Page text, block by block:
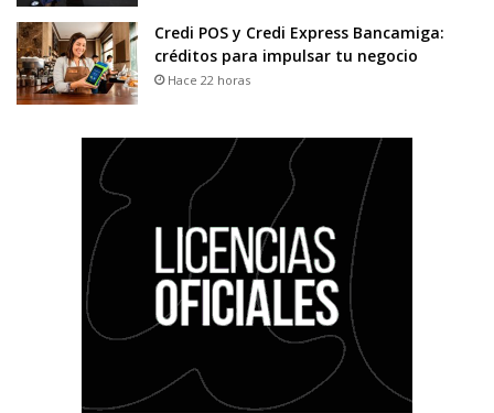
Credi POS y Credi Express Bancamiga:
créditos para impulsar tu negocio
Hace 22 horas